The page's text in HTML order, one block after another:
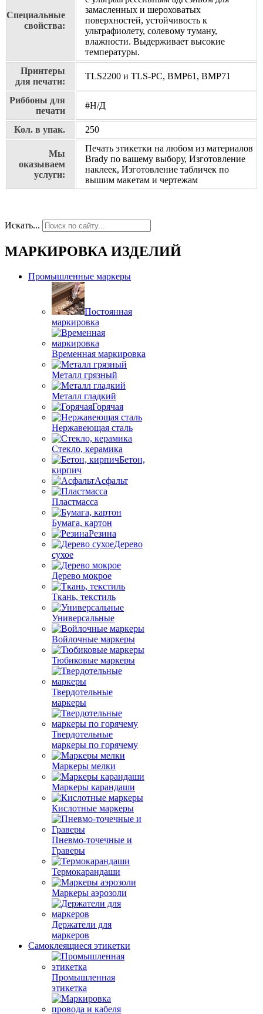
Специальные
свойства:
замасленных и шероховатых
поверхностей, устойчивость к
ультрафиолету, солевому туману,
влажности. Выдерживает высокие
температуры.
Принтеры
для печати:
TLS2200 и TLS-PC, BMP61, BMP71
Риббоны для
печати
#Н/Д
Кол. в упак. 250
Мы
оказываем
услуги:
Печать этикетки на любом из материалов
Brady по вашему выбору, Изготовление
наклеек, Изготовление табличек по
вышим макетам и чертежам
Искать...
МАРКИРОВКА ИЗДЕЛИЙ
Промышленные маркеры
Постоянная
маркировка
Временная маркировка
Металл грязный
Металл гладкий
Горячая
Нержавеющая сталь
Стекло, керамика
Бетон,
кирпич
Асфальт
Пластмасса
Бумага, картон
Резина
Дерево
сухое
Дерево мокрое
Ткань, текстиль
Универсальные
Войлочные маркеры
Тюбиковые маркеры
Твердотельные
маркеры
Твердотельные
маркеры по горячему
Маркеры мелки
Маркеры карандаши
Кислотные маркеры
Пневмо-точечные и
Граверы
Термокарандаши
Маркеры аэрозоли
Держатели для
маркеров
Самоклеящиеся этикетки
Промышленная
этикетка